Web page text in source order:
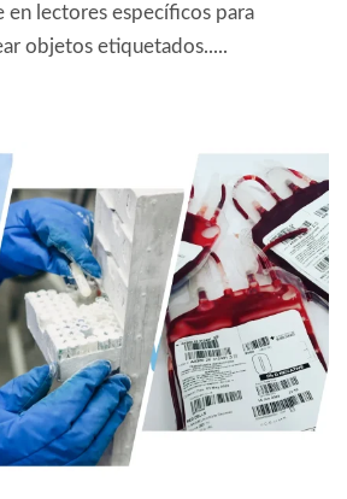
en lectores específicos para
objetos etiquetados.....